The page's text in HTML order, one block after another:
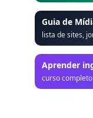
Guia de
lista de sites,
Aprender
curso